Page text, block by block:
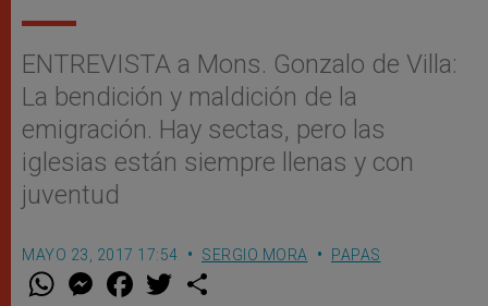
ENTREVISTA a Mons. Gonzalo de Villa:
La bendición y maldición de la
emigración. Hay sectas, pero las
iglesias están siempre llenas y con
juventud
MAYO 23, 2017 17:54 SERGIO MORA PAPAS
W M
e
F
a w